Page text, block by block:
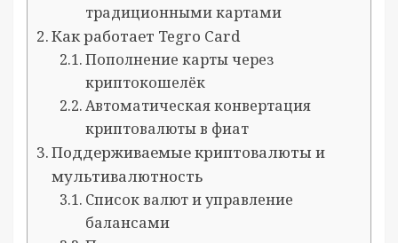
традиционными картами
Как работает Tegro Card
Пополнение карты через
криптокошелёк
Автоматическая конвертация
криптовалюты в фиат
Поддерживаемые криптовалюты и
мультивалютность
Список валют и управление
балансами